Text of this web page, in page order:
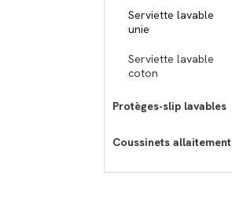
Serviette lavable
unie
Serviette lavable
coton
Protèges-slip lavables
Coussinets allaitement